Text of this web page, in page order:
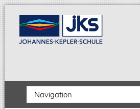
Zielseite